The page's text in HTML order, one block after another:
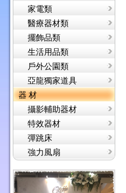
家電類
醫療器材類
擺飾品類
生活用品類
戶外公園類
亞龍獨家道具
器 材
攝影輔助器材
特效器材
彈跳床
強力風扇